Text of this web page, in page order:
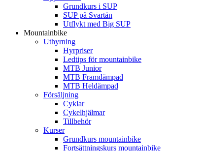
Grundkurs i SUP
SUP på Svartån
Utflykt med Big SUP
Mountainbike
Uthyrning
Hyrpriser
Ledtips för mountainbike
MTB Junior
MTB Framdämpad
MTB Heldämpad
Försäljning
Cyklar
Cykelhjälmar
Tillbehör
Kurser
Grundkurs mountainbike
Fortsättningskurs mountainbike